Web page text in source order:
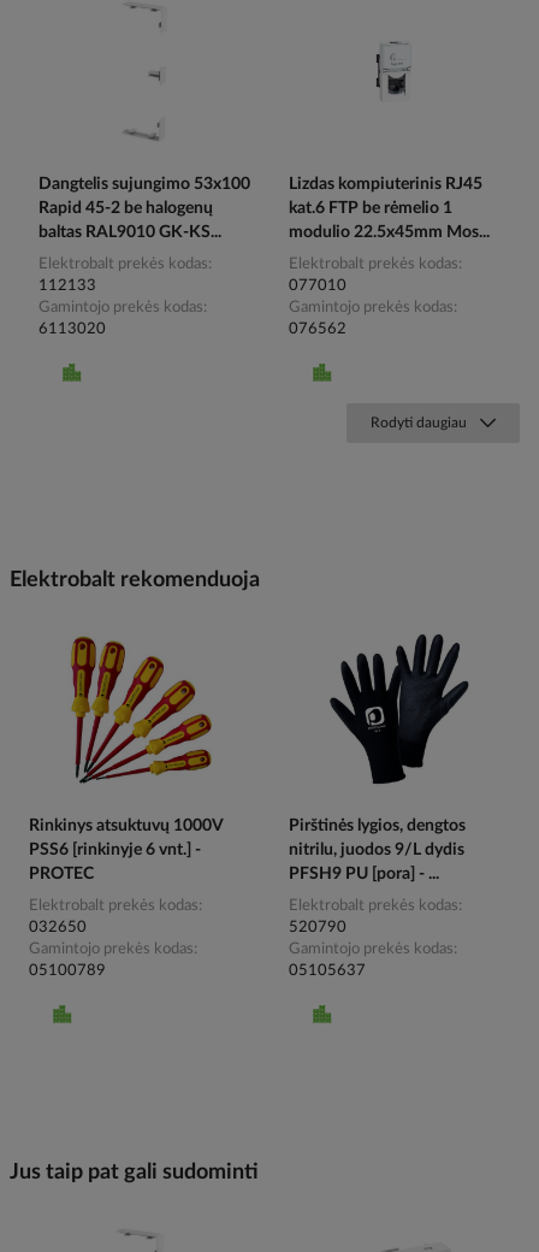
Dangtelis sujungimo 53x100
Rapid 45-2 be halogenų
baltas RAL9010 GK-KS...
Elektrobalt prekės kodas
112133
Gamintojo prekės kodas
6113020
Lizdas kompiuterinis RJ45
kat.6 FTP be rėmelio 1
modulio 22.5x45mm Mos...
Elektrobalt prekės kodas
077010
Gamintojo prekės kodas
076562
Rodyti daugiau
Elektrobalt rekomenduoja
Rinkinys atsuktuvų 1000V
PSS6 [rinkinyje 6 vnt.] -
PROTEC
Elektrobalt prekės kodas
032650
Gamintojo prekės kodas
05100789
Pirštinės lygios, dengtos
nitrilu, juodos 9/L dydis
PFSH9 PU [pora] - ...
Elektrobalt prekės kodas
520790
Gamintojo prekės kodas
05105637
Jus taip pat gali sudominti